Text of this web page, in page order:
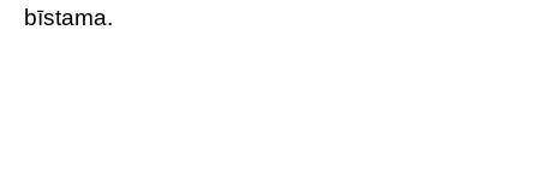
bīstama.